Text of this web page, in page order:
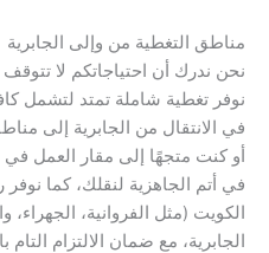
مناطق التغطية من وإلى الجابرية
نحن ندرك أن احتياجاتكم لا
نوفر تغطية شاملة تمتد لتشمل
في الانتقال من الجابرية إلى
أو كنت متجهًا إلى مقار العمل في
في أتم الجاهزية لنقلك، كما
الكويت (مثل الفروانية،
الجابرية، مع ضمان الالتزام التام